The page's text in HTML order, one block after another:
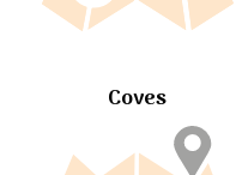
Coves